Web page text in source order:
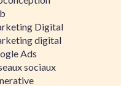
Digital
digital
Ads
sociaux